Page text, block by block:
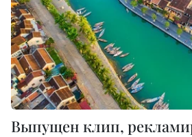
Выпущен клип,